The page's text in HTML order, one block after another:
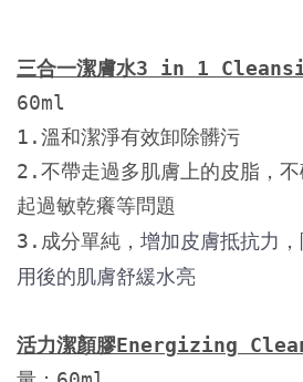
三合一潔膚水3 in 1
60ml
1.溫和潔淨有效卸除髒污
2.不帶走過多肌膚上的皮脂，不
起過敏乾癢等問題
3.成分單純， 增加皮膚抵抗力
用後的肌膚舒緩水亮
活力潔顏膠Energizing